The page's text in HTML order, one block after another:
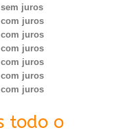
sem juros
com juros
com juros
com juros
com juros
com juros
com juros
todo o